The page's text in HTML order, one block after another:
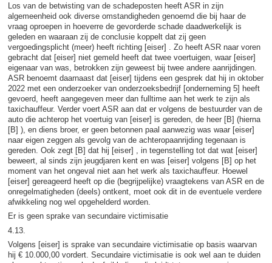
Los van de betwisting van de schadeposten heeft ASR in zijn
algemeenheid ook diverse omstandigheden genoemd die bij haar de
vraag oproepen in hoeverre de gevorderde schade daadwerkelijk is
geleden en waaraan zij de conclusie koppelt dat zij geen
vergoedingsplicht (meer) heeft richting [eiser] . Zo heeft ASR naar voren
gebracht dat [eiser] niet gemeld heeft dat twee voertuigen, waar [eiser]
eigenaar van was, betrokken zijn geweest bij twee andere aanrijdingen.
ASR benoemt daarnaast dat [eiser] tijdens een gesprek dat hij in oktober
2022 met een onderzoeker van onderzoeksbedrijf [onderneming 5] heeft
gevoerd, heeft aangegeven meer dan fulltime aan het werk te zijn als
taxichauffeur. Verder voert ASR aan dat er volgens de bestuurder van de
auto die achterop het voertuig van [eiser] is gereden, de heer [B] (hierna
[B] ), en diens broer, er geen betonnen paal aanwezig was waar [eiser]
naar eigen zeggen als gevolg van de achteropaanrijding tegenaan is
gereden. Ook zegt [B] dat hij [eiser] , in tegenstelling tot dat wat [eiser]
beweert, al sinds zijn jeugdjaren kent en was [eiser] volgens [B] op het
moment van het ongeval niet aan het werk als taxichauffeur. Hoewel
[eiser] gereageerd heeft op die (begrijpelijke) vraagtekens van ASR en de
onregelmatigheden (deels) ontkent, moet ook dit in de eventuele verdere
afwikkeling nog wel opgehelderd worden.
Er is geen sprake van secundaire victimisatie
4.13.
Volgens [eiser] is sprake van secundaire victimisatie op basis waarvan
hij € 10.000,00 vordert. Secundaire victimisatie is ook wel aan te duiden